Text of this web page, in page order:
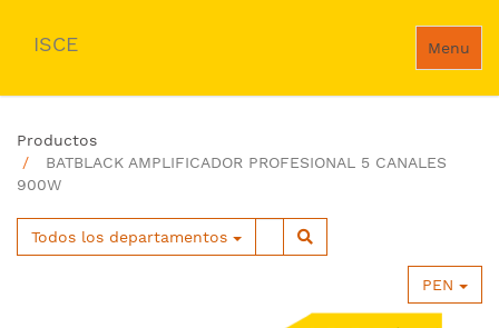
Menu
ISCE
Productos
BATBLACK AMPLIFICADOR PROFESIONAL 5 CANALES
900W
Todos los departamentos
PEN